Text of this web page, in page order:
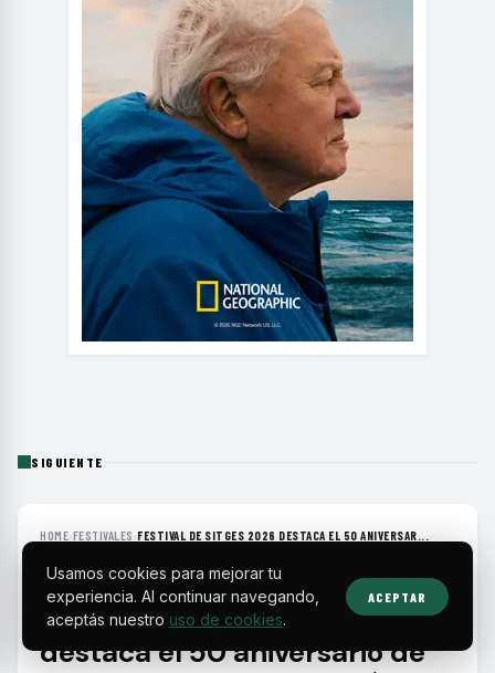
SIGUIENTE
HOME›FESTIVALES ›FESTIVAL DE SITGES 2026 DESTACA EL 50 ANIVERSAR...
FESTIVALES
Festival de Sitges 2026
destaca el 50 aniversario de
Usamos cookies para mejorar tu
experiencia. Al continuar navegando,
aceptás nuestro uso de cookies.
ACEPTAR